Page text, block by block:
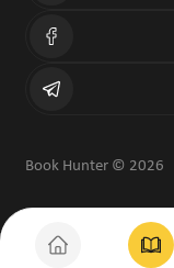
Book Hunter © 2026